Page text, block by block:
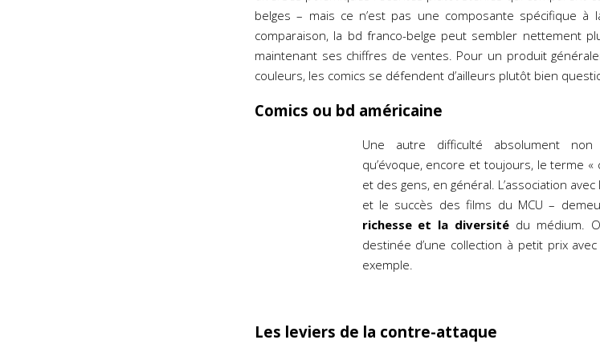
belges – mais ce n’est pas une composante spécifique à
comparaison, la bd franco-belge peut sembler nettement
maintenant ses chiffres de ventes. Pour un produit
couleurs, les comics se défendent d’ailleurs plutôt bien
Comics ou bd américaine
Une autre difficulté absolument
qu’évoque, encore et toujours, le terme
et des gens, en général. L’association avec
et le succès des films du MCU –
richesse et la diversité du médium.
destinée d’une collection à petit prix
exemple.
Les leviers de la contre-attaque